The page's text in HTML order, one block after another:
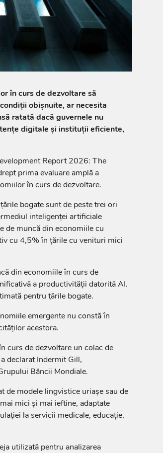
în curs de dezvoltare să
obișnuite, ar necesita
ratată dacă guvernele nu
digitale și instituții eficiente,
Report 2026: The
prima evaluare amplă a
în curs de dezvoltare.
bogate sunt de peste trei ori
inteligenței artificiale
de muncă din economiile cu
cu 4,5% în țările cu venituri mici
din economiile în curs de
a productivității datorită AI.
pentru țările bogate.
emergente nu constă în
acestora.
curs de dezvoltare un colac de
declarat Indermit Gill,
Băncii Mondiale.
de modele lingvistice uriașe sau de
mici și mai ieftine, adaptate
la servicii medicale, educație,
utilizată pentru analizarea